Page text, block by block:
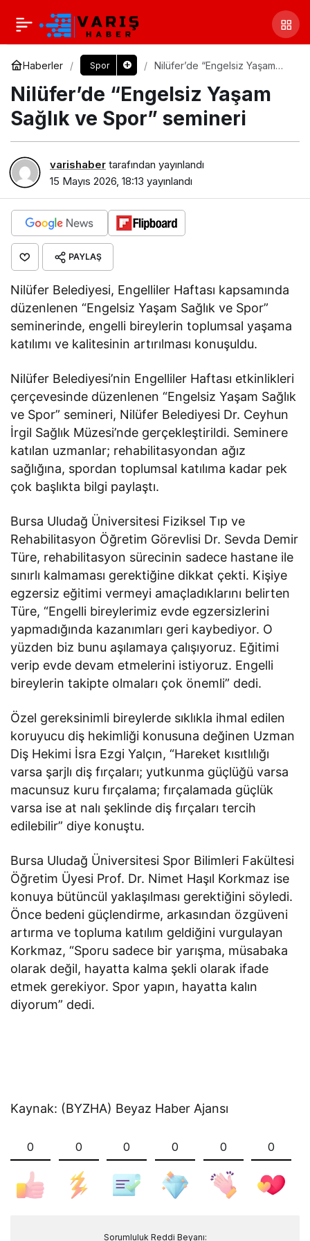
Haberler Spor
Nilüfer’de “Engelsiz Yaşam
Nilüfer’de “Engelsiz Yaşam
Sağlık ve Spor” semineri
varishaber tarafından yayınlandı
15 Mayıs 2026, 18:13 yayınlandı
PAYLAŞ
Nilüfer Belediyesi, Engelliler Haftası kapsamında
düzenlenen “Engelsiz Yaşam Sağlık ve Spor”
seminerinde, engelli bireylerin toplumsal yaşama
katılımı ve kalitesinin artırılması konuşuldu.
Nilüfer Belediyesi’nin Engelliler Haftası etkinlikleri
çerçevesinde düzenlenen “Engelsiz Yaşam Sağlık
ve Spor” semineri, Nilüfer Belediyesi Dr. Ceyhun
İrgil Sağlık Müzesi’nde gerçekleştirildi. Seminere
katılan uzmanlar; rehabilitasyondan ağız
sağlığına, spordan toplumsal katılıma kadar pek
çok başlıkta bilgi paylaştı.
Bursa Uludağ Üniversitesi Fiziksel Tıp ve
Rehabilitasyon Öğretim Görevlisi Dr. Sevda Demir
Türe, rehabilitasyon sürecinin sadece hastane ile
sınırlı kalmaması gerektiğine dikkat çekti. Kişiye
egzersiz eğitimi vermeyi amaçladıklarını belirten
Türe, “Engelli bireylerimiz evde egzersizlerini
yapmadığında kazanımları geri kaybediyor. O
yüzden biz bunu aşılamaya çalışıyoruz. Eğitimi
verip evde devam etmelerini istiyoruz. Engelli
bireylerin takipte olmaları çok önemli” dedi.
Özel gereksinimli bireylerde sıklıkla ihmal edilen
koruyucu diş hekimliği konusuna değinen Uzman
Diş Hekimi İsra Ezgi Yalçın, “Hareket kısıtlılığı
varsa şarjlı diş fırçaları; yutkunma güçlüğü varsa
macunsuz kuru fırçalama; fırçalamada güçlük
varsa ise at nalı şeklinde diş fırçaları tercih
edilebilir” diye konuştu.
Bursa Uludağ Üniversitesi Spor Bilimleri Fakültesi
Öğretim Üyesi Prof. Dr. Nimet Haşıl Korkmaz ise
konuya bütüncül yaklaşılması gerektiğini söyledi.
Önce bedeni güçlendirme, arkasından özgüveni
artırma ve topluma katılım geldiğini vurgulayan
Korkmaz, “Sporu sadece bir yarışma, müsabaka
olarak değil, hayatta kalma şekli olarak ifade
etmek gerekiyor. Spor yapın, hayatta kalın
diyorum” dedi.
Kaynak: (BYZHA) Beyaz Haber Ajansı
0 0 0 0 0 0
Sorumluluk Reddi Beyanı: